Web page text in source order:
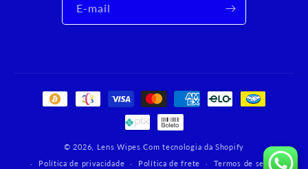
E-mail
Formas
de
pagamento
© 2026, Lens Wipes Com tecnologia da Shopify
Política de privacidade
Política de frete Termos de serviço